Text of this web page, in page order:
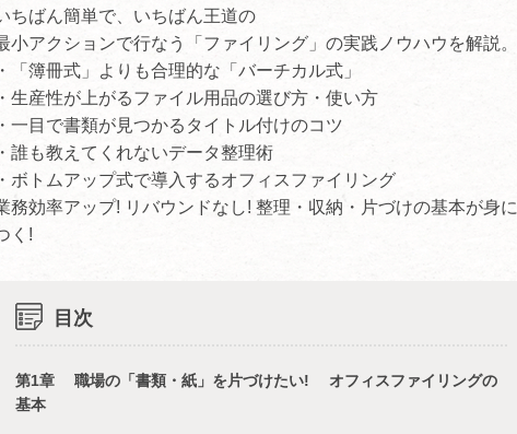
ちばん簡単で、いちばん王道の
小アクションで行なう「ファイリング」の実践ノウハウを解説。
「簿冊式」よりも合理的な「バーチカル式」
生産性が上がるファイル用品の選び方・使い方
一目で書類が見つかるタイトル付けのコツ
誰も教えてくれないデータ整理術
ボトムアップ式で導入するオフィスファイリング
務効率アップ! リバウンドなし! 整理・収納・片づけの基本が身に
く!
目次
第1章 職場の「書類・紙」を片づけたい! オフィスファイリングの
基本